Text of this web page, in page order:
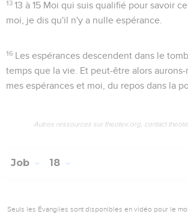
13 13 à 15 Moi qui suis qualifié pour savoir
moi, je dis qu'il n'y a nulle espérance.
16 Les espérances descendent dans le
temps que la vie. Et peut-être alors aurons-
mes espérances et moi, du repos dans la
Autres ressources sur theotex.org, contact
Job 18
Seuls les Évangiles sont disponibles en vidéo pour le